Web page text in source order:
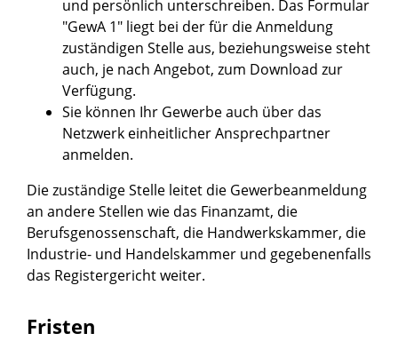
und persönlich unterschreiben. Das Formular
"GewA 1" liegt bei der für die Anmeldung
zuständigen Stelle aus, beziehungsweise steht
auch, je nach Angebot, zum Download zur
Verfügung.
Sie können Ihr Gewerbe auch über das
Netzwerk einheitlicher Ansprechpartner
anmelden.
Die zuständige Stelle leitet die Gewerbeanmeldung
an andere Stellen wie das Finanzamt, die
Berufsgenossenschaft, die Handwerkskammer, die
Industrie- und Handelskammer und gegebenenfalls
das Registergericht weiter.
Fristen